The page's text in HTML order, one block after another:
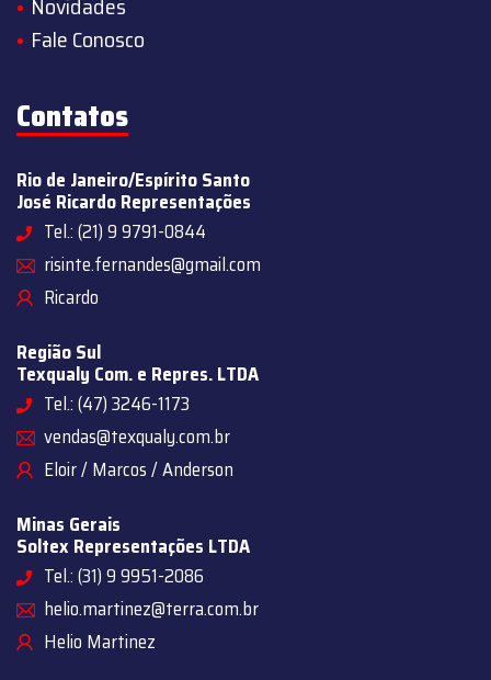
Fale Conosco
Contatos
Rio de Janeiro/Espírito Santo
José Ricardo Representações
Tel.: (21) 9 9791-0844
risinte.fernandes@gmail.com
Ricardo
Região Sul
Texqualy Com. e Repres. LTDA
Tel.: (47) 3246-1173
vendas@texqualy.com.br
Eloir / Marcos / Anderson
Minas Gerais
Soltex Representações LTDA
Tel.: (31) 9 9951-2086
helio.martinez@terra.com.br
Helio Martinez